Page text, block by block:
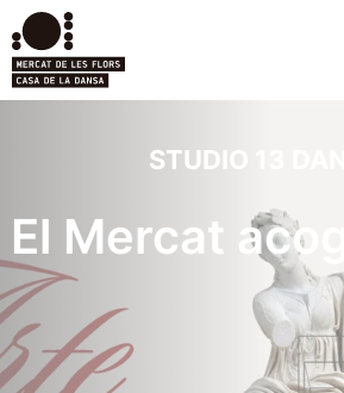
STUDIO 13
El Mercat